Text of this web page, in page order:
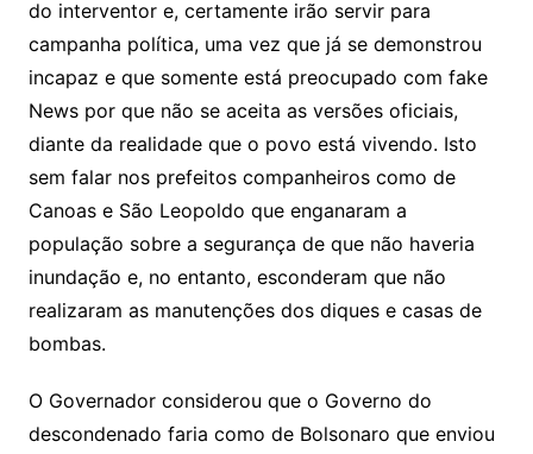
do interventor e, certamente irão servir para
campanha política, uma vez que já se demonstrou
incapaz e que somente está preocupado com fake
News por que não se aceita as versões oficiais,
diante da realidade que o povo está vivendo. Isto
sem falar nos prefeitos companheiros como de
Canoas e São Leopoldo que enganaram a
população sobre a segurança de que não haveria
inundação e, no entanto, esconderam que não
realizaram as manutenções dos diques e casas de
bombas.
O Governador considerou que o Governo do
descondenado faria como de Bolsonaro que enviou